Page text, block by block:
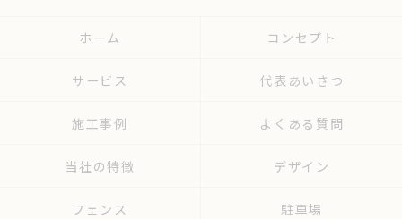
ホーム コンセプト
サービス 代表あいさつ
施工事例 よくある質問
当社の特徴 デザイン
フェンス 駐車場